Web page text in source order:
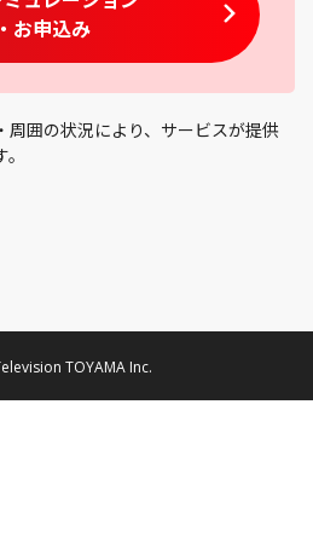
・お申込み
周囲の状況により、サービスが提供
TOYAMA Inc.